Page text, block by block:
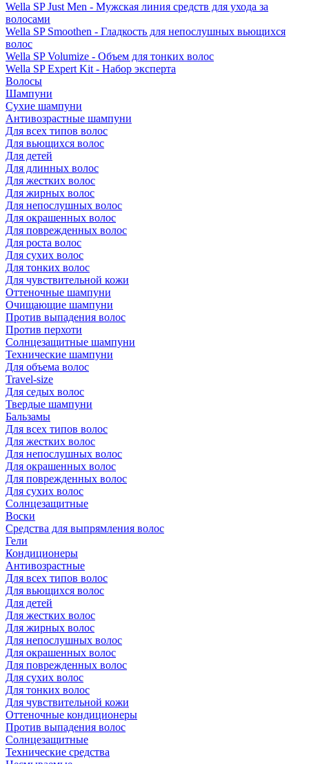
Wella SP Just Men - Мужская линия средств для ухода за
волосами
Wella SP Smoothen - Гладкость для непослушных вьющихся
волос
Wella SP Volumize - Объем для тонких волос
Wella SP Expert Kit - Набор эксперта
Волосы
Шампуни
Сухие шампуни
Антивозрастные шампуни
Для всех типов волос
Для вьющихся волос
Для детей
Для длинных волос
Для жестких волос
Для жирных волос
Для непослушных волос
Для окрашенных волос
Для поврежденных волос
Для роста волос
Для сухих волос
Для тонких волос
Для чувствительной кожи
Оттеночные шампуни
Очищающие шампуни
Против выпадения волос
Против перхоти
Солнцезащитные шампуни
Технические шампуни
Для объема волос
Travel-size
Для седых волос
Твердые шампуни
Бальзамы
Для всех типов волос
Для жестких волос
Для непослушных волос
Для окрашенных волос
Для поврежденных волос
Для сухих волос
Солнцезащитные
Воски
Средства для выпрямления волос
Гели
Кондиционеры
Антивозрастные
Для всех типов волос
Для вьющихся волос
Для детей
Для жестких волос
Для жирных волос
Для непослушных волос
Для окрашенных волос
Для поврежденных волос
Для сухих волос
Для тонких волос
Для чувствительной кожи
Оттеночные кондиционеры
Против выпадения волос
Солнцезащитные
Технические средства